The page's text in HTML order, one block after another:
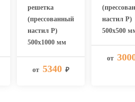
решетка
(прессованный
настил Р)
500х1000 мм
от 5340 ₽
настил Р)
500х500
от